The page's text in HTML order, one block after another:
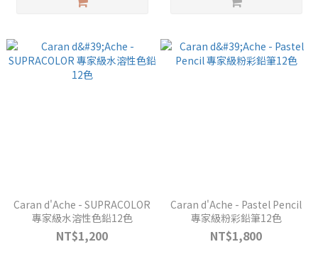
Caran d'Ache - SUPRACOLOR
專家級水溶性色鉛12色
NT$1,200
Caran d'Ache - Pastel Pencil
專家級粉彩鉛筆12色
NT$1,800